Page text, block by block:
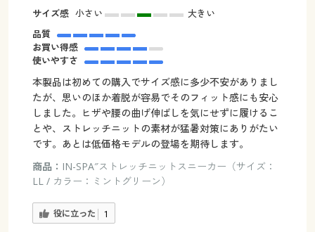
サイズ感 小さい
大きい
品質
お買い得感
使いやすさ
本製品は初めての購入でサイズ感に多少不安がありまし
たが、思いのほか着脱が容易でそのフィット感にも安心
しました。ヒザや腰の曲げ伸ばしを気にせずに履けるこ
とや、ストレッチニットの素材が猛暑対策にありがたい
です。あとは低価格モデルの登場を期待します。
商品： IN-SPA″ストレッチニットスニーカー（サイズ：
LL / カラー：ミントグリーン）
役に立った 1